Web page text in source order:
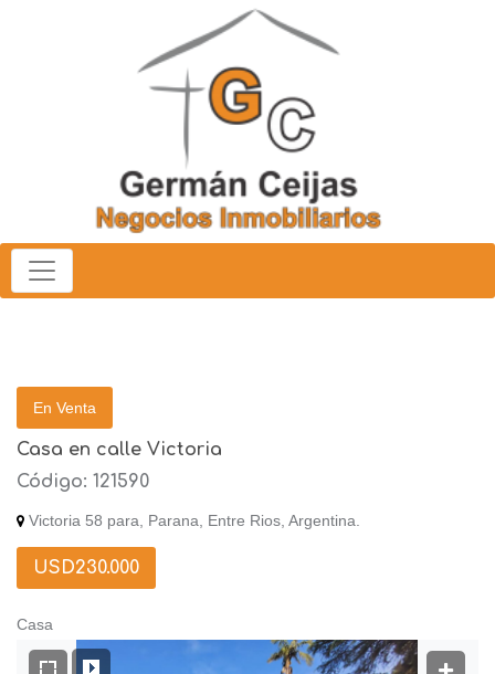
En Venta
Casa en calle Victoria
Código: 121590
Victoria 58 para, Parana, Entre Rios, Argentina.
USD230.000
Casa